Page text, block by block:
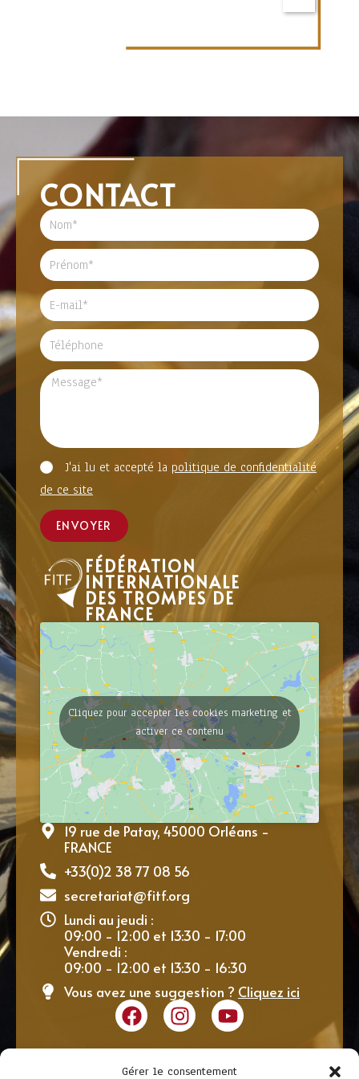
Gérer le consentement
CONTACT
J'ai lu et accepté la politique de confidentialité
de ce site
ENVOYER
FÉDÉRATION
INTERNATIONALE
DES TROMPES DE
FRANCE
Cliquez pour accepter les cookies marketing et
activer ce contenu
19 rue de Patay, 45000 Orléans -
FRANCE
+33(0)2 38 77 08 56
secretariat@fitf.org
Lundi au jeudi :
09:00 - 12:00 et 13:30 - 17:00
Vendredi :
09:00 - 12:00 et 13:30 - 16:30
Vous avez une suggestion ? Cliquez ici